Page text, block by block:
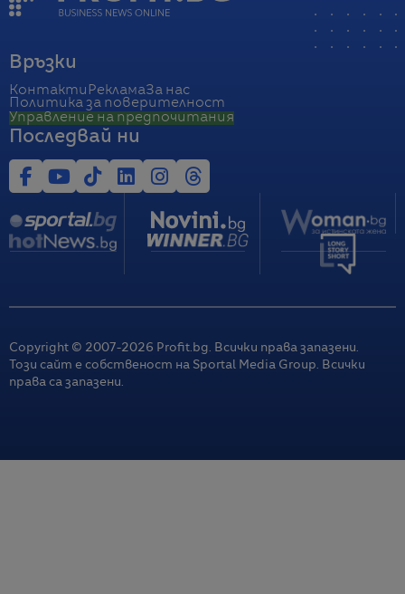
Връзки
Контакти РекламаЗа нас
Политика за поверителност
Управление на предпочитания
Последвай ни
Copyright © 2007-2026 Profit.bg. Всички права запазени.
Този сайт е собственост на Sportal Media Group. Всички
права са запазени.